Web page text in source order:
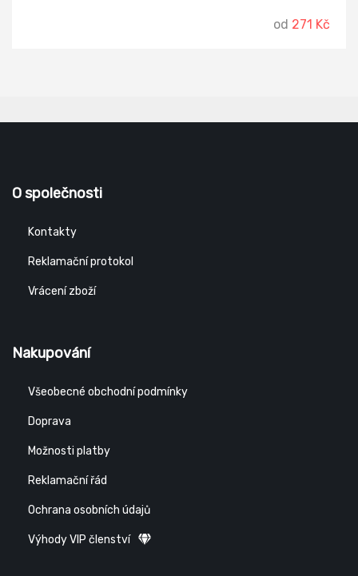
od 271 Kč
O společnosti
Kontakty
Reklamační protokol
Vrácení zboží
Nakupování
Všeobecné obchodní podmínky
Doprava
Možnosti platby
Reklamační řád
Ochrana osobních údajů
Výhody VIP členství